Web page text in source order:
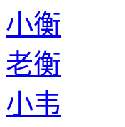
小衡
老衡
小韦